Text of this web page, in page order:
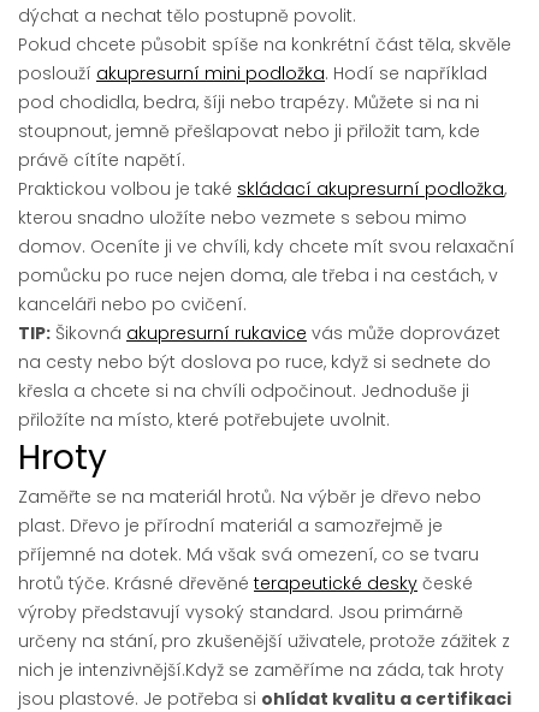
dýchat a nechat tělo postupně povolit.
Pokud chcete působit spíše na konkrétní část těla, skvěle
poslouží akupresurní mini podložka. Hodí se například
pod chodidla, bedra, šíji nebo trapézy. Můžete si na ni
stoupnout, jemně přešlapovat nebo ji přiložit tam, kde
právě cítíte napětí.
Praktickou volbou je také skládací akupresurní podložka,
kterou snadno uložíte nebo vezmete s sebou mimo
domov. Oceníte ji ve chvíli, kdy chcete mít svou relaxační
pomůcku po ruce nejen doma, ale třeba i na cestách, v
kanceláři nebo po cvičení.
TIP: Šikovná akupresurní rukavice vás může doprovázet
na cesty nebo být doslova po ruce, když si sednete do
křesla a chcete si na chvíli odpočinout. Jednoduše ji
přiložíte na místo, které potřebujete uvolnit.
Hroty
Zaměřte se na materiál hrotů. Na výběr je dřevo nebo
plast. Dřevo je přírodní materiál a samozřejmě je
příjemné na dotek. Má však svá omezení, co se tvaru
hrotů týče. Krásné dřevěné terapeutické desky české
výroby představují vysoký standard. Jsou primárně
určeny na stání, pro zkušenější uživatele, protože zážitek z
nich je intenzivnější.Když se zaměříme na záda, tak hroty
jsou plastové. Je potřeba si ohlídat kvalitu a certifikaci